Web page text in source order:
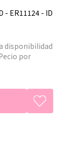
- ER11124 - ID
disponibilidad
por